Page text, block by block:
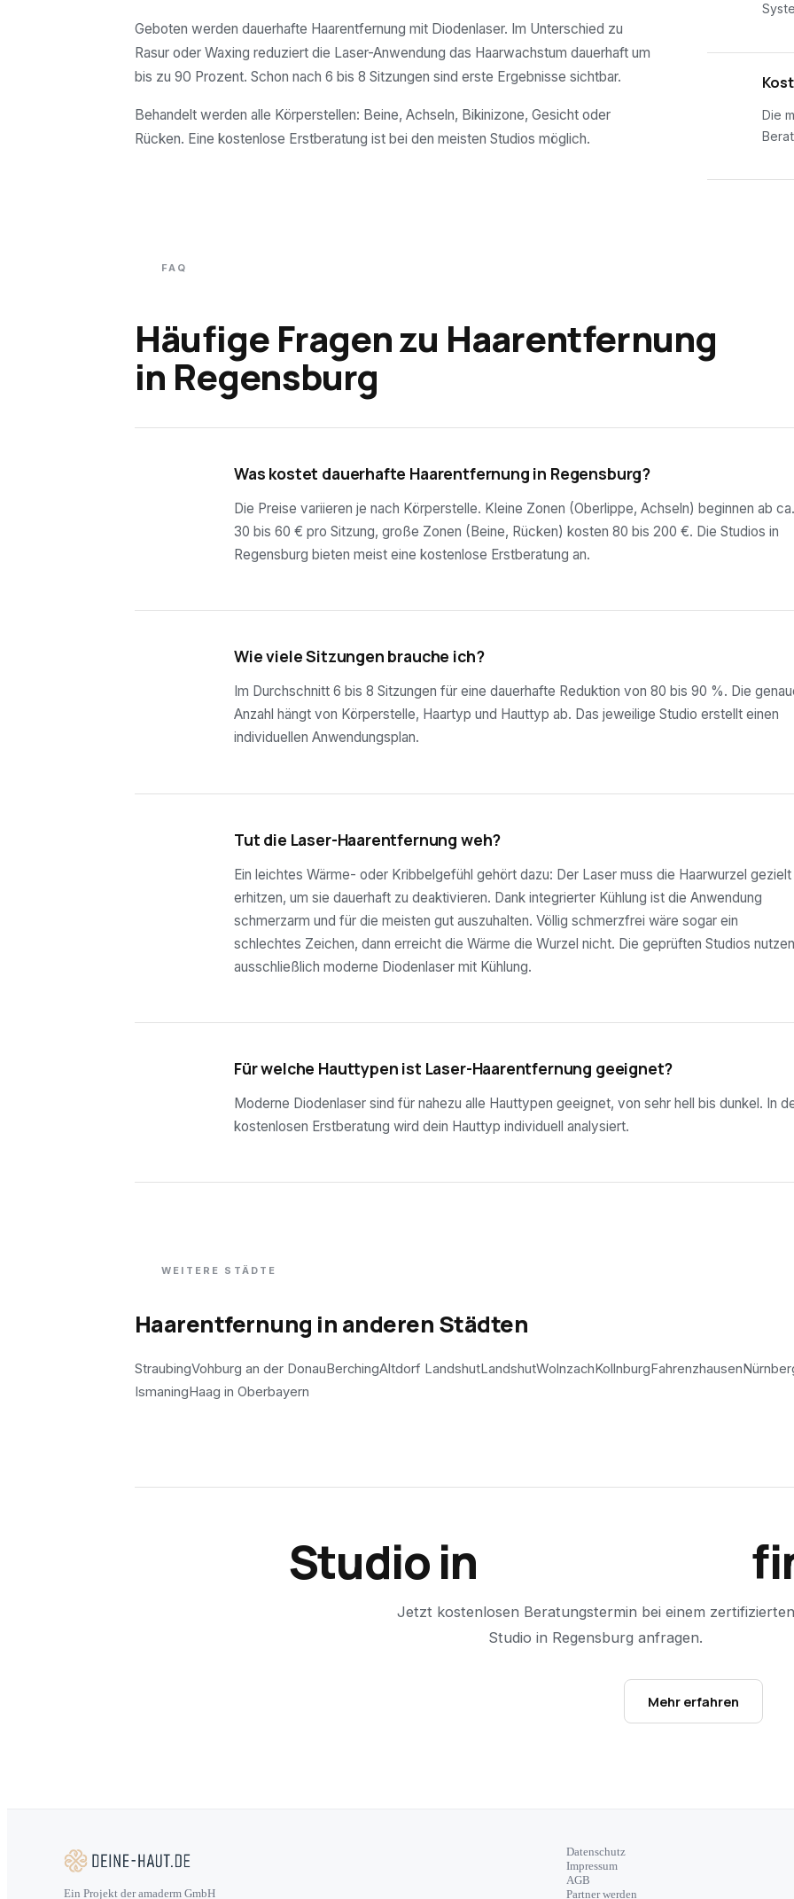
Geboten werden dauerhafte Haarentfernung mit Diodenlaser. Im Unterschied zu
Rasur oder Waxing reduziert die Laser-Anwendung das Haarwachstum dauerhaft um
bis zu 90 Prozent. Schon nach 6 bis 8 Sitzungen sind erste Ergebnisse sichtbar.
Behandelt werden alle Körperstellen: Beine, Achseln, Bikinizone, Gesicht oder
Rücken. Eine kostenlose Erstberatung ist bei den meisten Studios möglich.
Die
FAQ
Häufige Fragen zu Haarentfernung
in Regensburg
Was kostet dauerhafte Haarentfernung in Regensburg?
Die Preise variieren je nach Körperstelle. Kleine Zonen (Oberlippe, Achseln) beginnen ab ca.
30 bis 60 € pro Sitzung, große Zonen (Beine, Rücken) kosten 80 bis 200 €. Die Studios in
Regensburg bieten meist eine kostenlose Erstberatung an.
Wie viele Sitzungen brauche ich?
Im Durchschnitt 6 bis 8 Sitzungen für eine dauerhafte Reduktion von 80 bis 90 %. Die
Anzahl hängt von Körperstelle, Haartyp und Hauttyp ab. Das jeweilige Studio erstellt einen
individuellen Anwendungsplan.
Tut die Laser-Haarentfernung weh?
Ein leichtes Wärme- oder Kribbelgefühl gehört dazu: Der Laser muss die Haarwurzel gezielt
erhitzen, um sie dauerhaft zu deaktivieren. Dank integrierter Kühlung ist die Anwendung
schmerzarm und für die meisten gut auszuhalten. Völlig schmerzfrei wäre sogar ein
schlechtes Zeichen, dann erreicht die Wärme die Wurzel nicht. Die geprüften Studios nutzen
ausschließlich moderne Diodenlaser mit Kühlung.
Für welche Hauttypen ist Laser-Haarentfernung geeignet?
Moderne Diodenlaser sind für nahezu alle Hauttypen geeignet, von sehr hell bis dunkel. In
kostenlosen Erstberatung wird dein Hauttyp individuell analysiert.
WEITERE STÄDTE
Haarentfernung in anderen Städten
StraubingVohburg an der DonauBerchingAltdorf LandshutLandshutWolnzachKollnburgFahrenzhausen
IsmaningHaag in Oberbayern
Studio in
Jetzt kostenlosen Beratungstermin bei einem zertifizierten
Studio in Regensburg anfragen.
Mehr erfahren
Ein Projekt der amaderm GmbH
Datenschutz
Impressum
AGB
Partner werden